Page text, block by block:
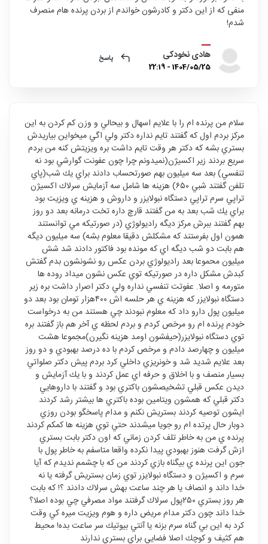
منفی که از این دکتر و کادرشون خواندم از بردن پرنده هام منصرف
شدم!
هادی نخودکی
1404/05/25 - 22:19
پاسخ
سلام من پرنده ام را با علايم اسهال و بيحالي و وزن كم كردن به اين
مركز بردم اول كه گفتند تايم نداره دكتر ولي اگي ميخواين بياريدش
بستري بشه كه دكتر هر وقت تايم داشت بره ويزيتش كنه من بردم
سريع بردند زير اكسيژن(نميدونم چرا چون عفونت گوارشي بود نه
تنفسي) بعد سه ميليون بهم صورتحساب دادند براي يك شب(پاي
تلفن گفتند شبي ٦٥٠) هزينه ها شامل سه آزمايش سرلاك اكسيژن
تراپي سرم تراپي دستگاه نبولايزر و داروش و هزينه ي ويزيت بود
براي يك شب بعد به من گفتند قارچ داره تخت درمانه بعد دو روز
بهم گفتند ببرش مركز ديگه راديولوژي (در صورتيكه مي توانستند
همون اول بفرستند كه مشكلش دقيقا معلوم بشه) سه ميليون ديگه
هم بابت دو شب ديگه اي كه مونده بود فاكتور دادند شد شش
ميليون محموعا بعد راديولوژي بردن عكس رو نشونشون بدم گفتش
كبدش مشكل داره در صورتيكه توي عكس نشون ميداد روده ها
متورمه و اصلا. عفوتت تنفسي نداره ولي دكتر اصرار داشت بره زير
دستگاه نبولايزر كه هزينه ي هر حلسه اش ٤٠٠هزار تومان بود بعد دو
ميليون پول دارو داد كه معلوم نبودند چي هستند من به درخواست
خودم پرنده ام رو مرخص كردم و بردم لحظه ي آخر هم باز گفتند بره
توي دستگاه نبولايزر(حيفشون اومد هزينه نگيرن)مجموعا هشت
ميليون و چهارصد دادم و مرخص كردم با ده درصد بهبودي و دو روز
بعد علايم شديد شد و خونريزي داخلي كرد بردم پيش دكتر صلواتي
بسيار منصف و با اخلاق و حرفه اي عمل كردند و با يك آزمايش و
ديدن عكس قبلي تشخيصشون باكتري بود و گفتند با داروهايي
دكتر قبلي كه همشون ويتامين بوده باكتري ها بيشتر رشد كردند
ايشون توصيه كردند بستريش نكنم و مدام پاسخگو بودن روزي
دوبار حال پرتده ام رو جويا ميشدند حتي توي هزينه ها كمكم كردند
پرنده ي من به خاطر تلف كردن زماني كه اون دكتر بابت بستري
ازش گرفت هنوز بهبودي پيدا نكرده واقعا متاسفم به خاطر پول با
جون اين پرنده ي بيگناه بازي كردند من كه با چشمم نديدم كه آيا
سرم و اكسيژن و دستگاه نبولايزر توي زمان بستريش گرفته يا نه
خدا داند و انصاف يا هر چند ساعت بهش سرلاك دادند ؟! كه بابت
هر روز بستري ٢٥٠پول سرلاك گرفتند مواد مصرفي چي بوده اصلا؟
خدا داند چون دكتر مدام مريض داره و هوم ويزيت ميره كي وقت
كرد به اين بي گناه سرم بزنه يا آنتي بيوتيك سر ساعت بده! محيط
هم كثيف و كوچك اصلا فضايي براي بستري ندارند